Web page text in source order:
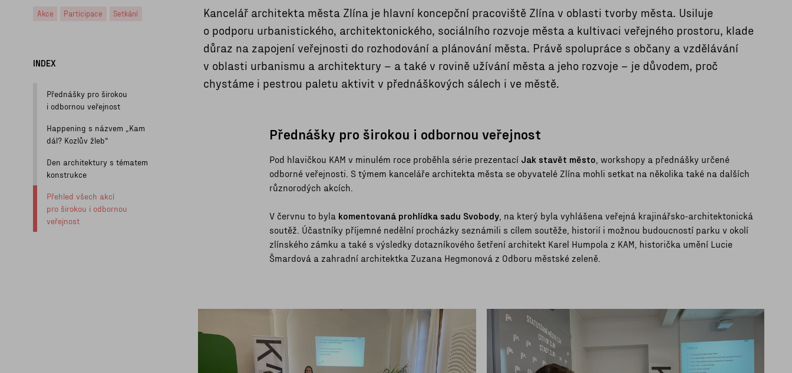
Akce Participace Setkání
INDEX
Přednášky pro širokou
i odbornou veřejnost
Happening s názvem „Kam
dál? Kozlův žleb“
Den architektury s tématem
konstrukce
Přehled všech akcí
pro širokou i odbornou
veřejnost
Kancelář architekta města Zlína je hlavní koncepční pracoviště Zlína v oblasti tvorby města. Usiluje
o podporu urbanistického, architektonického, sociálního rozvoje města a kultivaci veřejného prostoru, klade
důraz na zapojení veřejnosti do rozhodování a plánování města. Právě spolupráce s občany a vzdělávání
v oblasti urbanismu a architektury –⁠ a také v rovině užívání města a jeho rozvoje –⁠ je důvodem, proč
chystáme i pestrou paletu aktivit v přednáškových sálech i ve městě.
Přednášky pro širokou i odbornou veřejnost
Pod hlavičkou KAM v minulém roce proběhla série prezentací Jak stavět město , workshopy a přednášky určené
odborné veřejnosti. S týmem kanceláře architekta města se obyvatelé Zlína mohli setkat na několika také na dalších
různorodých akcích.
V červnu to byla komentovaná prohlídka sadu Svobody , na který byla vyhlášena veřejná krajinářsko-architektonická
soutěž. Účastníky příjemné nedělní procházky seznámili s cílem soutěže, historií i možnou budoucností parku v okolí
zlínského zámku a také s výsledky dotazníkového šetření architekt Karel Humpola z KAM, historička umění Lucie
Šmardová a zahradní architektka Zuzana Hegmonová z Odboru městské zeleně.